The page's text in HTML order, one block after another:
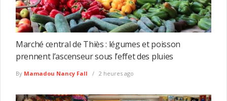
Marché central de Thiès : légumes et poisson
prennent l’ascenseur sous l’effet des pluies
By Mamadou Nancy Fall 2 heures ago